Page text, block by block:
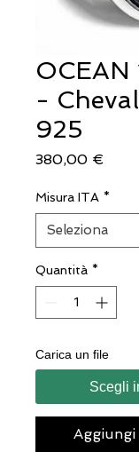
OCEAN
-
925
380,00 €
Misura ITA *
Quantità *
Carica un file
Scegli